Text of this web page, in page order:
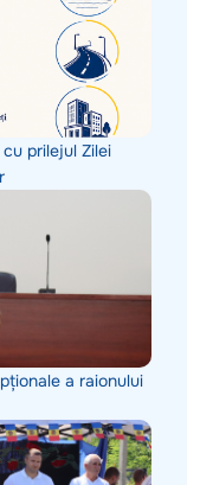
prilejul Zilei
a raionului